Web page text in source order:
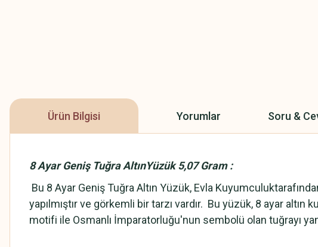
Ürün Bilgisi Yorumlar Soru &
8 Ayar Geniş Tuğra AltınYüzük 5,07 Gram :
Bu 8 Ayar Geniş Tuğra Altın Yüzük, Evla
yapılmıştır ve görkemli bir tarzı vardır. Bu yüzük, 8 ayar altın
motifi ile Osmanlı İmparatorluğu'nun sembolü olan tuğrayı